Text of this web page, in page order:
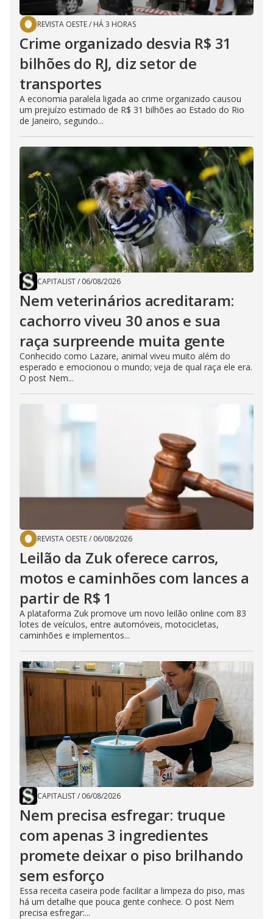
REVISTA OESTE/ HÁ 3 HORAS
Crime organizado desvia R$ 31
bilhões do RJ, diz setor de
transportes
A economia paralela ligada ao crime organizado causou
um prejuízo estimado de R$ 31 bilhões ao Estado do Rio
de Janeiro, segundo...
CAPITALIST/ 06/08/2026
Nem veterinários acreditaram:
cachorro viveu 30 anos e sua
raça surpreende muita gente
Conhecido como Lazare, animal viveu muito além do
esperado e emocionou o mundo; veja de qual raça ele era.
O post Nem...
REVISTA OESTE/ 06/08/2026
Leilão da Zuk oferece carros,
motos e caminhões com lances a
partir de R$ 1
A plataforma Zuk promove um novo leilão online com 83
lotes de veículos, entre automóveis, motocicletas,
caminhões e implementos...
CAPITALIST/ 06/08/2026
Nem precisa esfregar: truque
com apenas 3 ingredientes
promete deixar o piso brilhando
sem esforço
Essa receita caseira pode facilitar a limpeza do piso, mas
há um detalhe que pouca gente conhece. O post Nem
precisa esfregar:...